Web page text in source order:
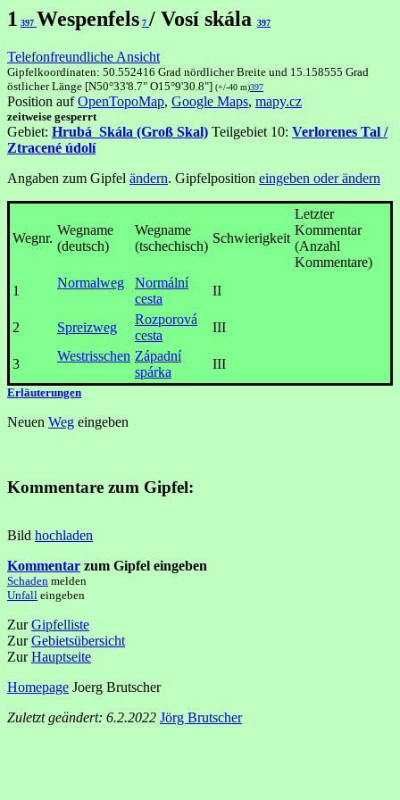
1 397 Wespenfels 7 / Vosí skála 397
Telefonfreundliche Ansicht
Gipfelkoordinaten: 50.552416 Grad nördlicher Breite und 15.158555 Grad
östlicher Länge [N50°33'8.7" O15°9'30.8"] (+/-40 m)397
Position aufOpenTopoMap, Google Maps, mapy.cz
zeitweise gesperrt
Gebiet: Hrubá_Skála (Groß Skal) Teilgebiet 10: Verlorenes Tal /
Ztracené údolí
Angaben zum Gipfel ändern. Gipfelposition eingeben oder ändern
Wegnr.
Wegname
(deutsch)
Wegname
(tschechisch)
Schwierigkeit
Letzter
Kommentar
(Anzahl
Kommentare)
1
Normalweg
Normální
cesta
II
2 Spreizweg
Rozporová
cesta
III
3
Westrisschen Západní
spárka
III
Erläuterungen
Neuen Weg eingeben
Kommentare zum Gipfel:
Bild hochladen
Kommentar zum Gipfel eingeben
Schaden melden
Unfall eingeben
ZurGipfelliste
ZurGebietsübersicht
ZurHauptseite
Homepage Joerg Brutscher
Zuletzt geändert: 6.2.2022 Jörg Brutscher